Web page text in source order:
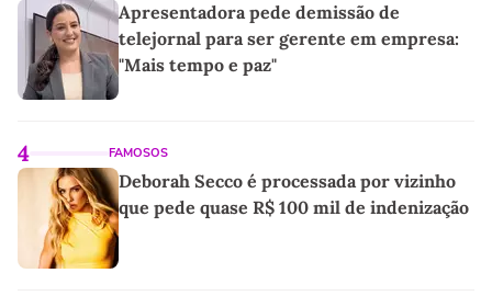
Apresentadora pede demissão de
telejornal para ser gerente em empresa:
"Mais tempo e paz"
4 FAMOSOS
Deborah Secco é processada por vizinho
que pede quase R$ 100 mil de indenização